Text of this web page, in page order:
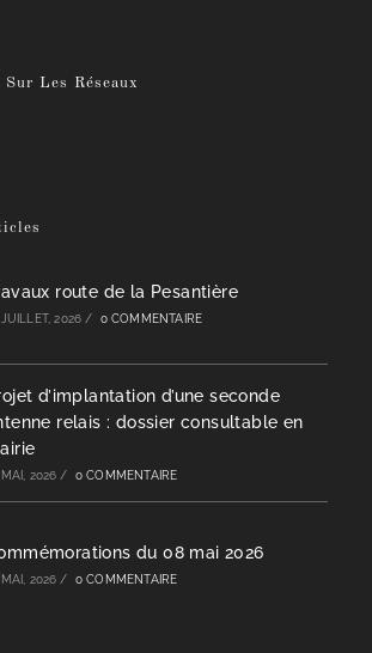
Sur Les Réseaux
route de la Pesantière
2026 / 0 COMMENTAIRE
d’implantation d’une seconde
relais : dossier consultable en
2026 / 0 COMMENTAIRE
du 08 mai 2026
2026 / 0 COMMENTAIRE